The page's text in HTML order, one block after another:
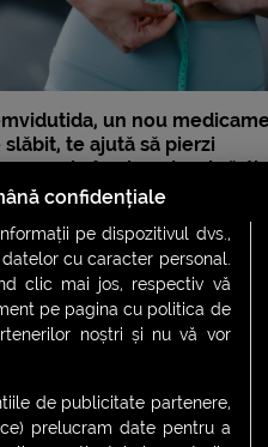
un nou
slăbit, te ajută să pierzi
în plus, dar și să-ți
mușchii
confidențiale
pe dispozitivul dvs.,
cu caracter personal.
clic mai jos, respectiv vă
pe pagina cu politica de
noștri și nu vă vor
de publicitate partenere,
prelucram date pentru a